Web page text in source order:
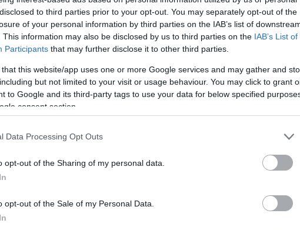
to third parties prior to your opt-out. You may separately opt-out of the
of your personal information by third parties on the IAB’s list of
This information may also be disclosed by us to third parties on the IAB’s List of
Participants that may further disclose it to other third parties.
that this website/app uses one or more Google services and may gather and
but not limited to your visit or usage behaviour. You may click to grant
to Google and its third-party tags to use your data for below specified
consent section.
Data Processing Opt Outs
opt-out of the Sharing of my personal data.
opt-out of the Sale of my Personal Data.
de derecho a un derecho al Estado para acabar
modificar a la carta la sedición, y permite
penitenciaria y legislativa del Estado.
La tasa
España
por